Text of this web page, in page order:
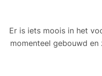
Er is iets moois in het
momenteel gebouwd